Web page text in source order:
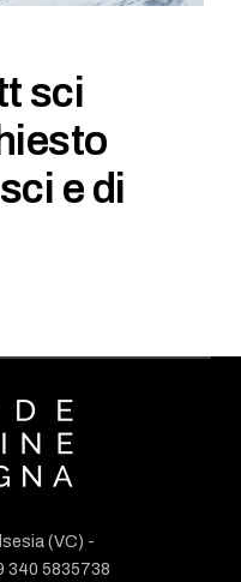
sci
e di
(VC) -
340 5835738